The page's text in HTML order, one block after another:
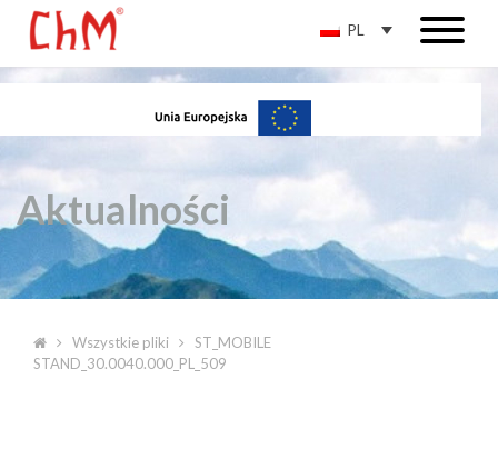
PL
Aktualności
Wszystkie pliki
ST_MOBILE
STAND_30.0040.000_PL_509